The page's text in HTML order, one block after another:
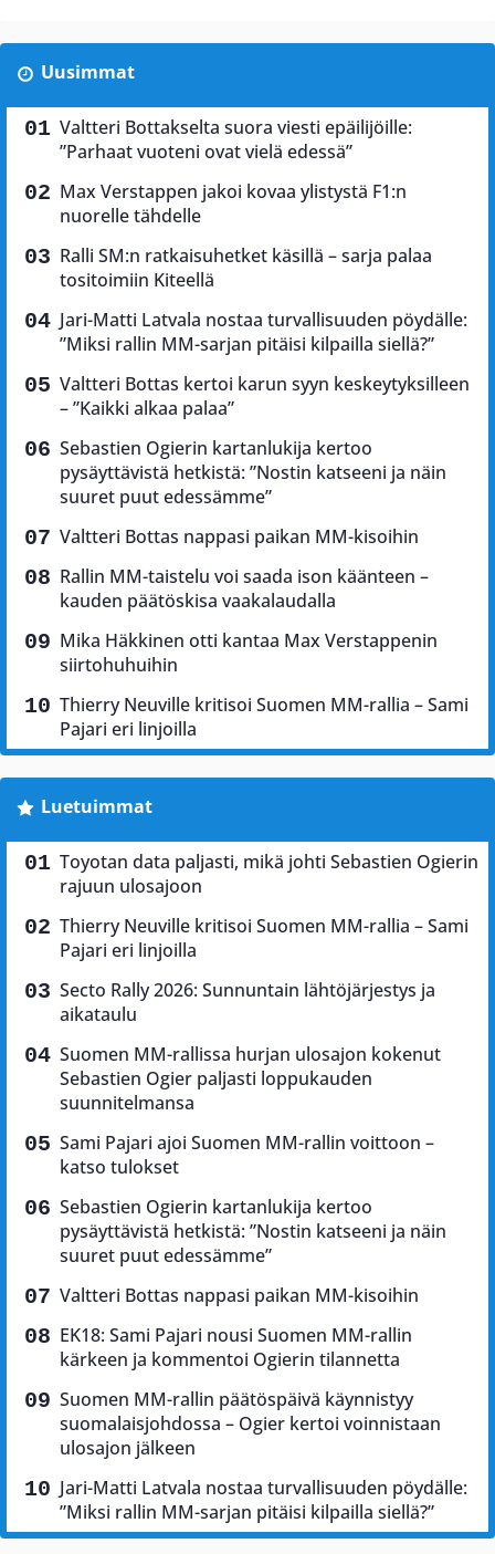
Uusimmat
Valtteri Bottakselta suora viesti epäilijöille:
”Parhaat vuoteni ovat vielä edessä”
Max Verstappen jakoi kovaa ylistystä F1:n
nuorelle tähdelle
Ralli SM:n ratkaisuhetket käsillä – sarja palaa
tositoimiin Kiteellä
Jari-Matti Latvala nostaa turvallisuuden pöydälle:
”Miksi rallin MM-sarjan pitäisi kilpailla siellä?”
Valtteri Bottas kertoi karun syyn keskeytyksilleen
– ”Kaikki alkaa palaa”
Sebastien Ogierin kartanlukija kertoo
pysäyttävistä hetkistä: ”Nostin katseeni ja näin
suuret puut edessämme”
Valtteri Bottas nappasi paikan MM-kisoihin
Rallin MM-taistelu voi saada ison käänteen –
kauden päätöskisa vaakalaudalla
Mika Häkkinen otti kantaa Max Verstappenin
siirtohuhuihin
Thierry Neuville kritisoi Suomen MM-rallia – Sami
Pajari eri linjoilla
Luetuimmat
Toyotan data paljasti, mikä johti Sebastien Ogierin
rajuun ulosajoon
Thierry Neuville kritisoi Suomen MM-rallia – Sami
Pajari eri linjoilla
Secto Rally 2026: Sunnuntain lähtöjärjestys ja
aikataulu
Suomen MM-rallissa hurjan ulosajon kokenut
Sebastien Ogier paljasti loppukauden
suunnitelmansa
Sami Pajari ajoi Suomen MM-rallin voittoon –
katso tulokset
Sebastien Ogierin kartanlukija kertoo
pysäyttävistä hetkistä: ”Nostin katseeni ja näin
suuret puut edessämme”
Valtteri Bottas nappasi paikan MM-kisoihin
EK18: Sami Pajari nousi Suomen MM-rallin
kärkeen ja kommentoi Ogierin tilannetta
Suomen MM-rallin päätöspäivä käynnistyy
suomalaisjohdossa – Ogier kertoi voinnistaan
ulosajon jälkeen
Jari-Matti Latvala nostaa turvallisuuden pöydälle:
”Miksi rallin MM-sarjan pitäisi kilpailla siellä?”